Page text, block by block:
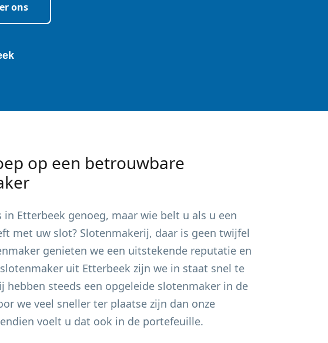
ons
op een betrouwbare
in Etterbeek genoeg, maar wie belt u als u een
met uw slot? Slotenmakerij, daar is geen twijfel
genieten we een uitstekende reputatie en
uit Etterbeek zijn we in staat snel te
hebben steeds een opgeleide slotenmaker in de
we veel sneller ter plaatse zijn dan onze
voelt u dat ook in de portefeuille.